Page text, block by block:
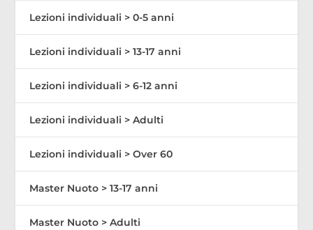
Lezioni individuali > 0-5 anni
Lezioni individuali > 13-17 anni
Lezioni individuali > 6-12 anni
Lezioni individuali > Adulti
Lezioni individuali > Over 60
Master Nuoto > 13-17 anni
Master Nuoto > Adulti